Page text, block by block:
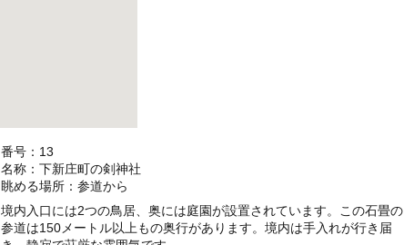
番号：13
名称：下新庄町の剣神社
眺める場所：参道から
境内入口には2つの鳥居、奥には庭園が設置されています。この石畳の
参道は150メートル以上もの奥行があります。境内は手入れが行き届